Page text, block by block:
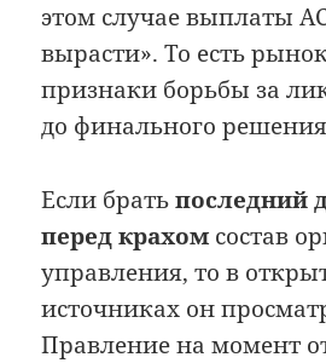
этом случае выплаты
вырасти». То есть
признаки борьбы за
до финального
Если братьпоследний
перед крахом состав
управления, то в
источниках он
Правление на момент